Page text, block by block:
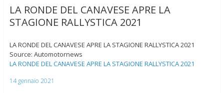
LA RONDE DEL CANAVESE APRE LA
STAGIONE RALLYSTICA 2021
LA RONDE DEL CANAVESE APRE LA STAGIONE RALLYSTICA 2021
Source: Automotornews
LA RONDE DEL CANAVESE APRE LA STAGIONE RALLYSTICA 2021
14 gennaio 2021